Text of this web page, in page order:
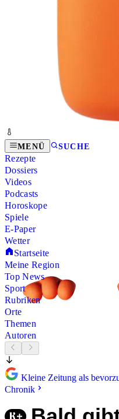
MENÜ SUCHE
Rezepte
Dossiers
Videos
Podcasts
Horoskope
Spiele
E-Paper
Wetter
Startseite
Meine Region
Top News
Sport
Rubriken
Orte
Themen
Autoren
Kleine Zeitung als
Chronik